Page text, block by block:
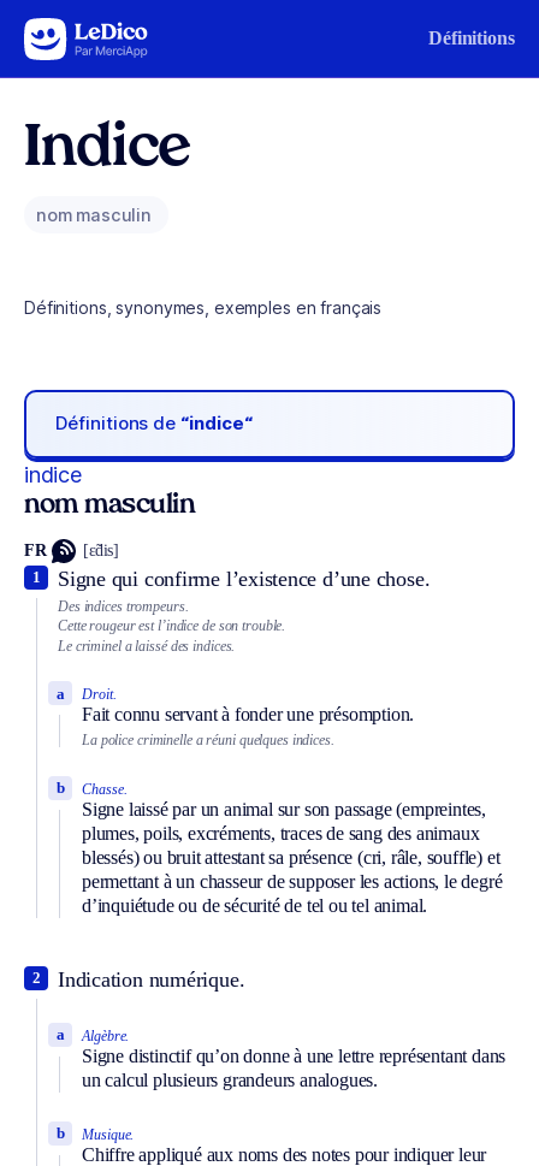
Aller au contenu Définitions
Indice
nom masculin
Définitions, synonymes, exemples en français
Définitions de “indice“
indice
nom masculin
FR [ɛ̃dis]
Signe qui confirme l’existence d’une chose.
1
Des indices trompeurs.
Cette rougeur est l’indice de son trouble.
Le criminel a laissé des indices.
Droit.
Fait connu servant à fonder une présomption.
a
La police criminelle a réuni quelques indices.
Chasse.
Signe laissé par un animal sur son passage (empreintes,
plumes, poils, excréments, traces de sang des animaux
blessés) ou bruit attestant sa présence (cri, râle, souffle) et
permettant à un chasseur de supposer les actions, le degré
d’inquiétude ou de sécurité de tel ou tel animal.
b
Indication numérique.
2
Algèbre.
Signe distinctif qu’on donne à une lettre représentant dans
un calcul plusieurs grandeurs analogues.
a
Musique.
Chiffre appliqué aux noms des notes pour indiquer leur
b